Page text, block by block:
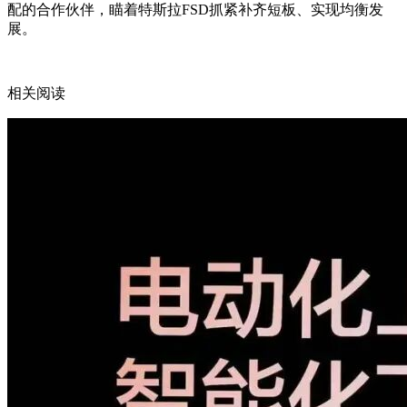
配的合作伙伴，瞄着特斯拉FSD抓紧补齐短板、实现均衡发
展。
相关阅读